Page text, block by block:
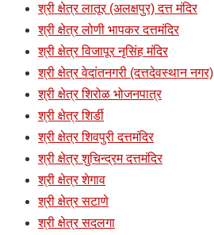
श्री क्षेत्र लातूर (अलक्षपुर) दत्त मंदिर
श्री क्षेत्र लोणी भापकर दत्तमंदिर
श्री क्षेत्र विजापूर नृसिंह मंदिर
श्री क्षेत्र वेदांतनगरी (दत्तदेवस्थान नगर)
श्री क्षेत्र शिरोळ भोजनपात्र
श्री क्षेत्र शिर्डी
श्री क्षेत्र शिवपुरी दत्तमंदिर
श्री क्षेत्र शुचिन्द्रम दत्तमंदिर
श्री क्षेत्र शेगाव
श्री क्षेत्र सटाणे
श्री क्षेत्र सदलगा